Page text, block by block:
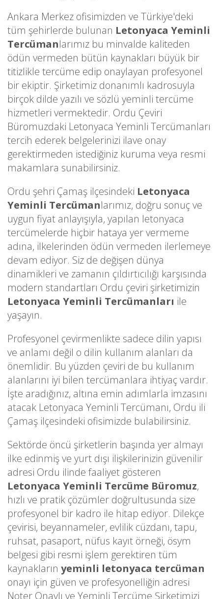
Ankara Merkez ofisimizden ve Türkiye'deki
tüm şehirlerde bulunan Letonyaca Yeminli
Tercümanlarımız bu minvalde kaliteden
ödün vermeden bütün kaynakları büyük bir
titizlikle tercüme edip onaylayan profesyonel
bir ekiptir. Şirketimiz donanımlı kadrosuyla
birçok dilde yazılı ve sözlü yeminli tercüme
hizmetleri vermektedir. Ordu Çeviri
Büromuzdaki Letonyaca Yeminli Tercümanları
tercih ederek belgelerinizi ilave onay
gerektirmeden istediğiniz kuruma veya resmi
makamlara sunabilirsiniz.
Ordu şehri Çamaş ilçesindeki Letonyaca
Yeminli Tercümanlarımız, doğru sonuç ve
uygun fiyat anlayışıyla, yapılan letonyaca
tercümelerde hiçbir hataya yer vermeme
adına, ilkelerinden ödün vermeden ilerlemeye
devam ediyor. Siz de değişen dünya
dinamikleri ve zamanın çıldırtıcılığı karşısında
modern standartları Ordu çeviri şirketimizin
Letonyaca Yeminli Tercümanları ile
yaşayın.
Profesyonel çevirmenlikte sadece dilin yapısı
ve anlamı değil o dilin kullanım alanları da
önemlidir. Bu yüzden çeviri de bu kullanım
alanlarını iyi bilen tercümanlara ihtiyaç vardır.
İşte aradığınız, altına emin adımlarla imzasını
atacak Letonyaca Yeminli Tercümanı, Ordu ili
Çamaş ilçesindeki ofisimizde bulabilirsiniz.
Sektörde öncü şirketlerin başında yer almayı
ilke edinmiş ve yurt dışı ilişkilerinizin güvenilir
adresi Ordu ilinde faaliyet gösteren
Letonyaca Yeminli Tercüme Büromuz,
hızlı ve pratik çözümler doğrultusunda size
profesyonel bir kadro ile hitap ediyor. Dilekçe
çevirisi, beyannameler, evlilik cüzdanı, tapu,
ruhsat, pasaport, nüfus kayıt örneği, ösym
belgesi gibi resmi işlem gerektiren tüm
kaynakların yeminli letonyaca tercüman
onayı için güven ve profesyonelliğin adresi
Noter Onaylı ve Yeminli Tercüme Şirketimizi